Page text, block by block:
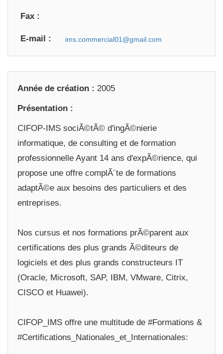
Fax :
E-mail :
Année de création : 2005
Présentation :
CIFOP-IMS sociÃ©tÃ© d'ingÃ©nierie
informatique, de consulting et de formation
professionnelle Ayant 14 ans d'expÃ©rience, qui
propose une offre complÃ¨te de formations
adaptÃ©e aux besoins des particuliers et des
entreprises.
Nos cursus et nos formations prÃ©parent aux
certifications des plus grands Ã©diteurs de
logiciels et des plus grands constructeurs IT
(Oracle, Microsoft, SAP, IBM, VMware, Citrix,
CISCO et Huawei).
CIFOP_IMS offre une multitude de #Formations &
#Certifications_Nationales_et_Internationales: